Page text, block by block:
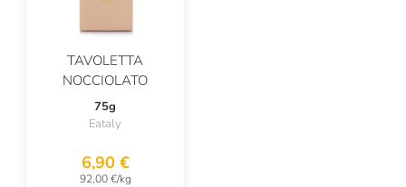
TAVOLETTA
NOCCIOLATO
75g
Eataly
6,90 €
92,00 €/kg